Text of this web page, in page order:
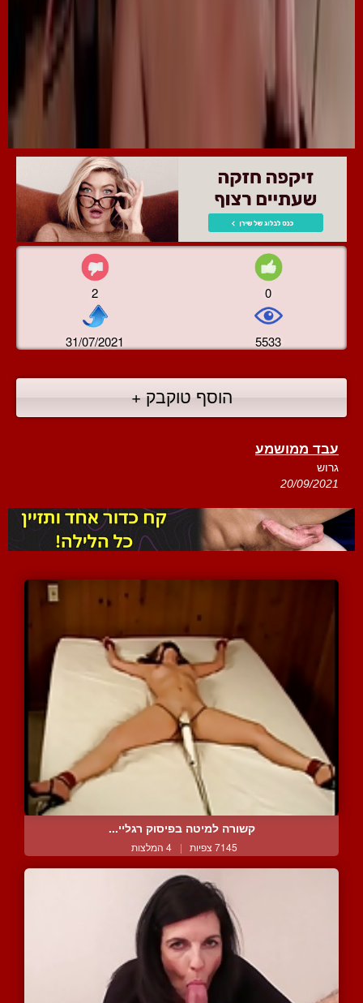
2 0
31/07/2021 5533
הוסף טוקבק +
עבד ממושמע
גרוש
20/09/2021
קשורה למיטה בפיסוק רגליי...
7145 צפיות | 4 המלצות